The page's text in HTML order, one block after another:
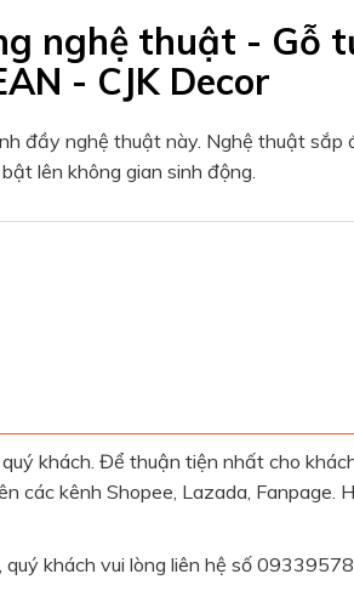
nghệ thuật - Gỗ
- CJK Decor
đầy nghệ thuật này. Nghệ thuật sắp
lên không gian sinh động.
khách. Để thuận tiện nhất cho
các kênh Shopee, Lazada, Fanpage.
quý khách vui lòng liên hệ số